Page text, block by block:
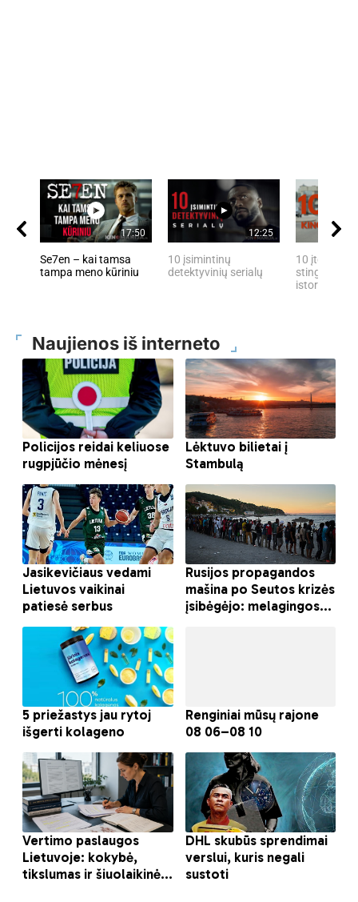
17:50
Se7en – kai tamsa
tampa meno kūriniu
12:25
10 įsimintinų
detektyvinių serialų
10 įtemptų,
stingdančių
istorijų
Naujienos iš interneto